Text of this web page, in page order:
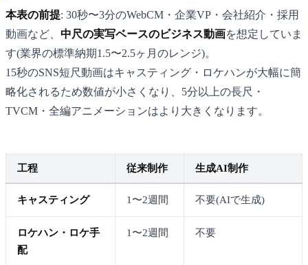
本表の前提: 30秒〜3分のWebCM・企業VP・会社紹介・採用
動画など、 中尺の実写ベースのビジネス動画を想定していま
す(業界の標準納期1.5〜2.5ヶ月のレンジ)。
15秒のSNS短尺動画はキャスティング・ロケハンが大幅に簡
略化されるため数値が小さくなり、5分以上の長尺・
TVCM・全編アニメーションはより大きくなります。
工程 従来制作 生成AI制作
キャスティング 1〜2週間 不要(AIで生成)
ロケハン・ロケ手
配
1〜2週間 不要